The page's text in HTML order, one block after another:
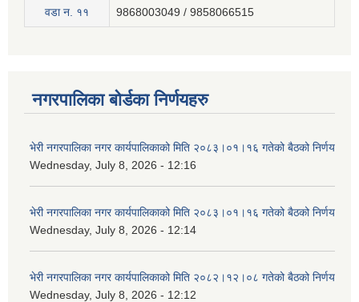
वडा न‍. ११ 9868003049 / 9858066515
नगरपालिका बोर्डका निर्णयहरु
भेरी नगरपालिका नगर कार्यपालिकाको मिति २०८३।०१।१६ गतेको बैठको निर्णय
Wednesday, July 8, 2026 - 12:16
भेरी नगरपालिका नगर कार्यपालिकाको मिति २०८३।०१।१६ गतेको बैठको निर्णय
Wednesday, July 8, 2026 - 12:14
भेरी नगरपालिका नगर कार्यपालिकाको मिति २०८२।१२।०८ गतेको बैठको निर्णय
Wednesday, July 8, 2026 - 12:12